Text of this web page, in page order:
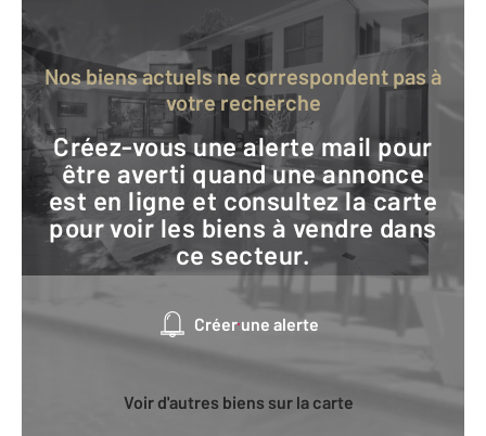
Nos biens actuels ne correspondent pas à
votre recherche
Créez-vous une alerte mail pour
être averti quand une annonce
est en ligne et consultez la carte
pour voir les biens à vendre dans
ce secteur.
Créer une alerte
Voir d'autres biens sur la carte